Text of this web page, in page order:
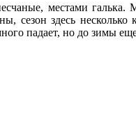
местами
сезон здесь
падает, но до зимы